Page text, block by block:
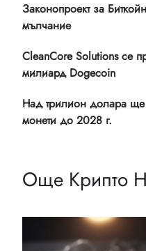
Законопроект за
мълчание
CleanCore Solutions се
милиард Dogecoin
Над трилион долара ще
монети до 2028 г.
Още Крипто